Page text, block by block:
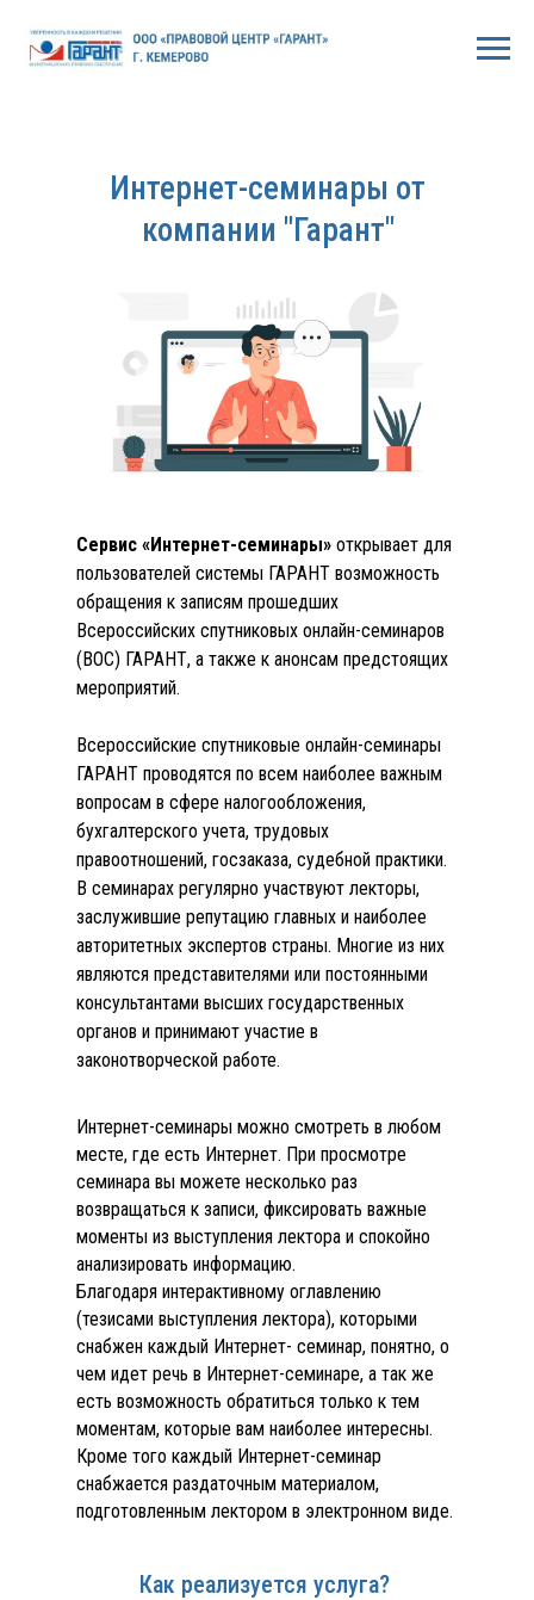
Интернет-семинары от
компании "Гарант"
Как реализуется услуга?
Сервис «Интернет-семинары» открывает для
пользователей системы ГАРАНТ возможность
обращения к записям прошедших
Всероссийских спутниковых онлайн-семинаров
(ВОС) ГАРАНТ, а также к анонсам предстоящих
мероприятий.
Всероссийские спутниковые онлайн-семинары
ГАРАНТ проводятся по всем наиболее важным
вопросам в сфере налогообложения,
бухгалтерского учета, трудовых
правоотношений, госзаказа, судебной практики.
В семинарах регулярно участвуют лекторы,
заслужившие репутацию главных и наиболее
авторитетных экспертов страны. Многие из них
являются представителями или постоянными
консультантами высших государственных
органов и принимают участие в
законотворческой работе.
Интернет-семинары можно смотреть в любом
месте, где есть Интернет. При просмотре
семинара вы можете несколько раз
возвращаться к записи, фиксировать важные
моменты из выступления лектора и спокойно
анализировать информацию.
Благодаря интерактивному оглавлению
(тезисами выступления лектора), которыми
снабжен каждый Интернет- семинар, понятно, о
чем идет речь в Интернет-семинаре, а так же
есть возможность обратиться только к тем
моментам, которые вам наиболее интересны.
Кроме того каждый Интернет-семинар
снабжается раздаточным материалом,
подготовленным лектором в электронном виде.